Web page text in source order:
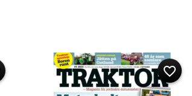
favorite_border